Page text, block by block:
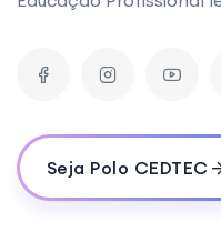
Seja Polo CEDTEC